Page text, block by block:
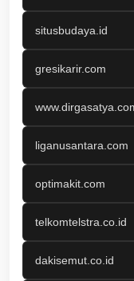
situsbudaya.id
gresikarir.com
liganusantara.com
optimakit.com
telkomtelstra.co.id
dakisemut.co.id